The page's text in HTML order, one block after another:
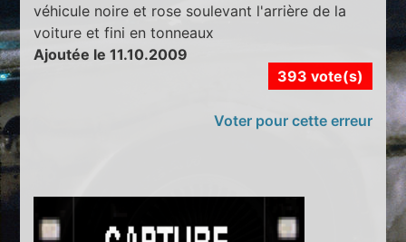
véhicule noire et rose soulevant l'arrière de la
voiture et fini en tonneaux
Ajoutée le 11.10.2009
393 vote(s)
Voter pour cette erreur